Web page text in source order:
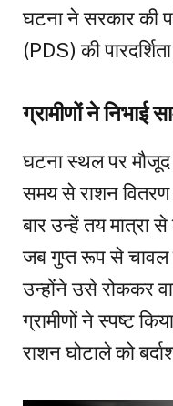
घटना ने सरकार की
(PDS) की
ग्रामीणों ने निभाई
घटना स्थल पर मौजूद
समय से राशन
बार उन्हें तय मात्रा
जब गुप्त रूप से चावल
उन्होंने उसे रोककर
ग्रामीणों ने स्पष्ट
राशन घोटाले को